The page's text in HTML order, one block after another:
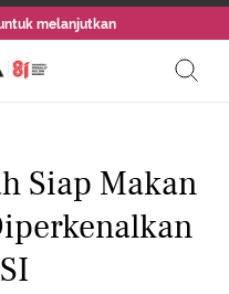
melanjutkan
Siap Makan